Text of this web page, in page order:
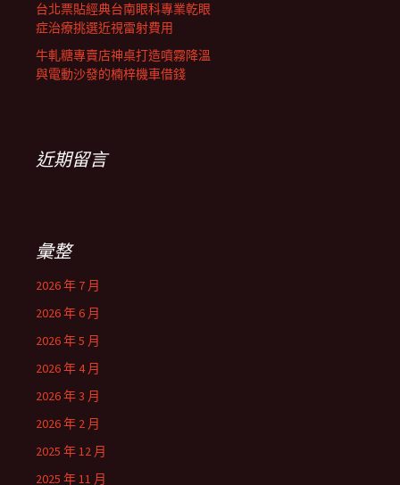
台北票貼經典台南眼科專業乾眼
症治療挑選近視雷射費用
牛軋糖專賣店神桌打造噴霧降溫
與電動沙發的楠梓機車借錢
近期留言
彙整
2026 年 7 月
2026 年 6 月
2026 年 5 月
2026 年 4 月
2026 年 3 月
2026 年 2 月
2025 年 12 月
2025 年 11 月